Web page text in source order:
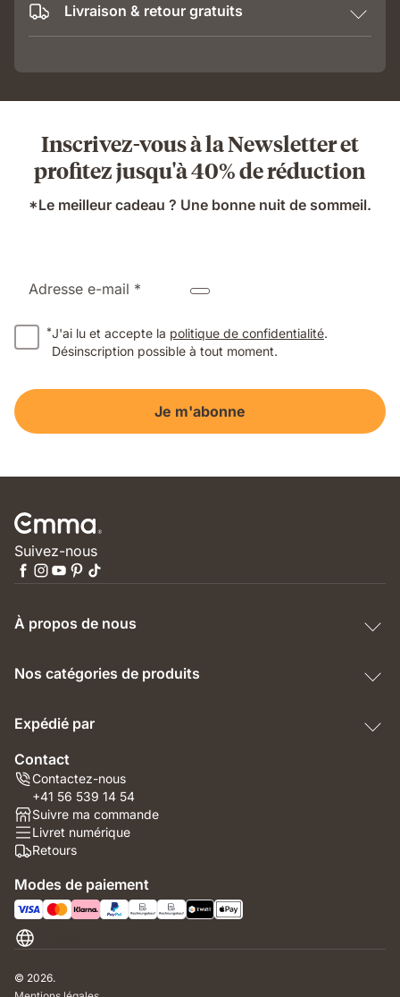
Livraison & retour gratuits
Inscrivez-vous à la Newsletter et
profitez jusqu'à 40% de réduction
*Le meilleur cadeau ? Une bonne nuit de sommeil.
Adresse e-mail *
*J'ai lu et accepte la politique de confidentialité.
Désinscription possible à tout moment.
Je m'abonne
Suivez-nous
À propos de nous
Nos catégories de produits
Expédié par
Contact
Contactez-nous
+41 56 539 14 54
Suivre ma commande
Livret numérique
Retours
Modes de paiement
© 2026.